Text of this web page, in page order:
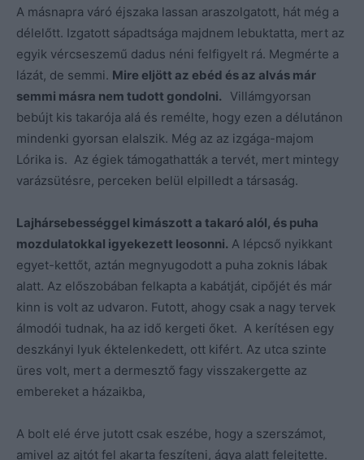
A másnapra váró éjszaka lassan araszolgatott, hát még a
délelőtt. Izgatott sápadtsága majdnem lebuktatta, mert az
egyik vércseszemű dadus néni felfigyelt rá. Megmérte a
lázát, de semmi. Mire eljött az ebéd és az alvás már
semmi másra nem tudott gondolni.
Villámgyorsan
bebújt kis takarója alá és remélte, hogy ezen a délutánon
mindenki gyorsan elalszik. Még az az izgága-majom
Lórika is. Az égiek támogathatták a tervét, mert mintegy
varázsütésre, perceken belül elpilledt a társaság.
Lajhársebességgel kimászott a takaró alól, és puha
mozdulatokkal igyekezett leosonni. A lépcső nyikkant
egyet-kettőt, aztán megnyugodott a puha zoknis lábak
alatt. Az előszobában felkapta a kabátját, cipőjét és már
kinn is volt az udvaron. Futott, ahogy csak a nagy tervek
álmodói tudnak, ha az idő kergeti őket. A kerítésen egy
deszkányi lyuk éktelenkedett, ott kifért. Az utca szinte
üres volt, mert a dermesztő fagy visszakergette az
embereket a házaikba,
A bolt elé érve jutott csak eszébe, hogy a szerszámot,
amivel az ajtót fel akarta feszíteni, ágya alatt felejtette.